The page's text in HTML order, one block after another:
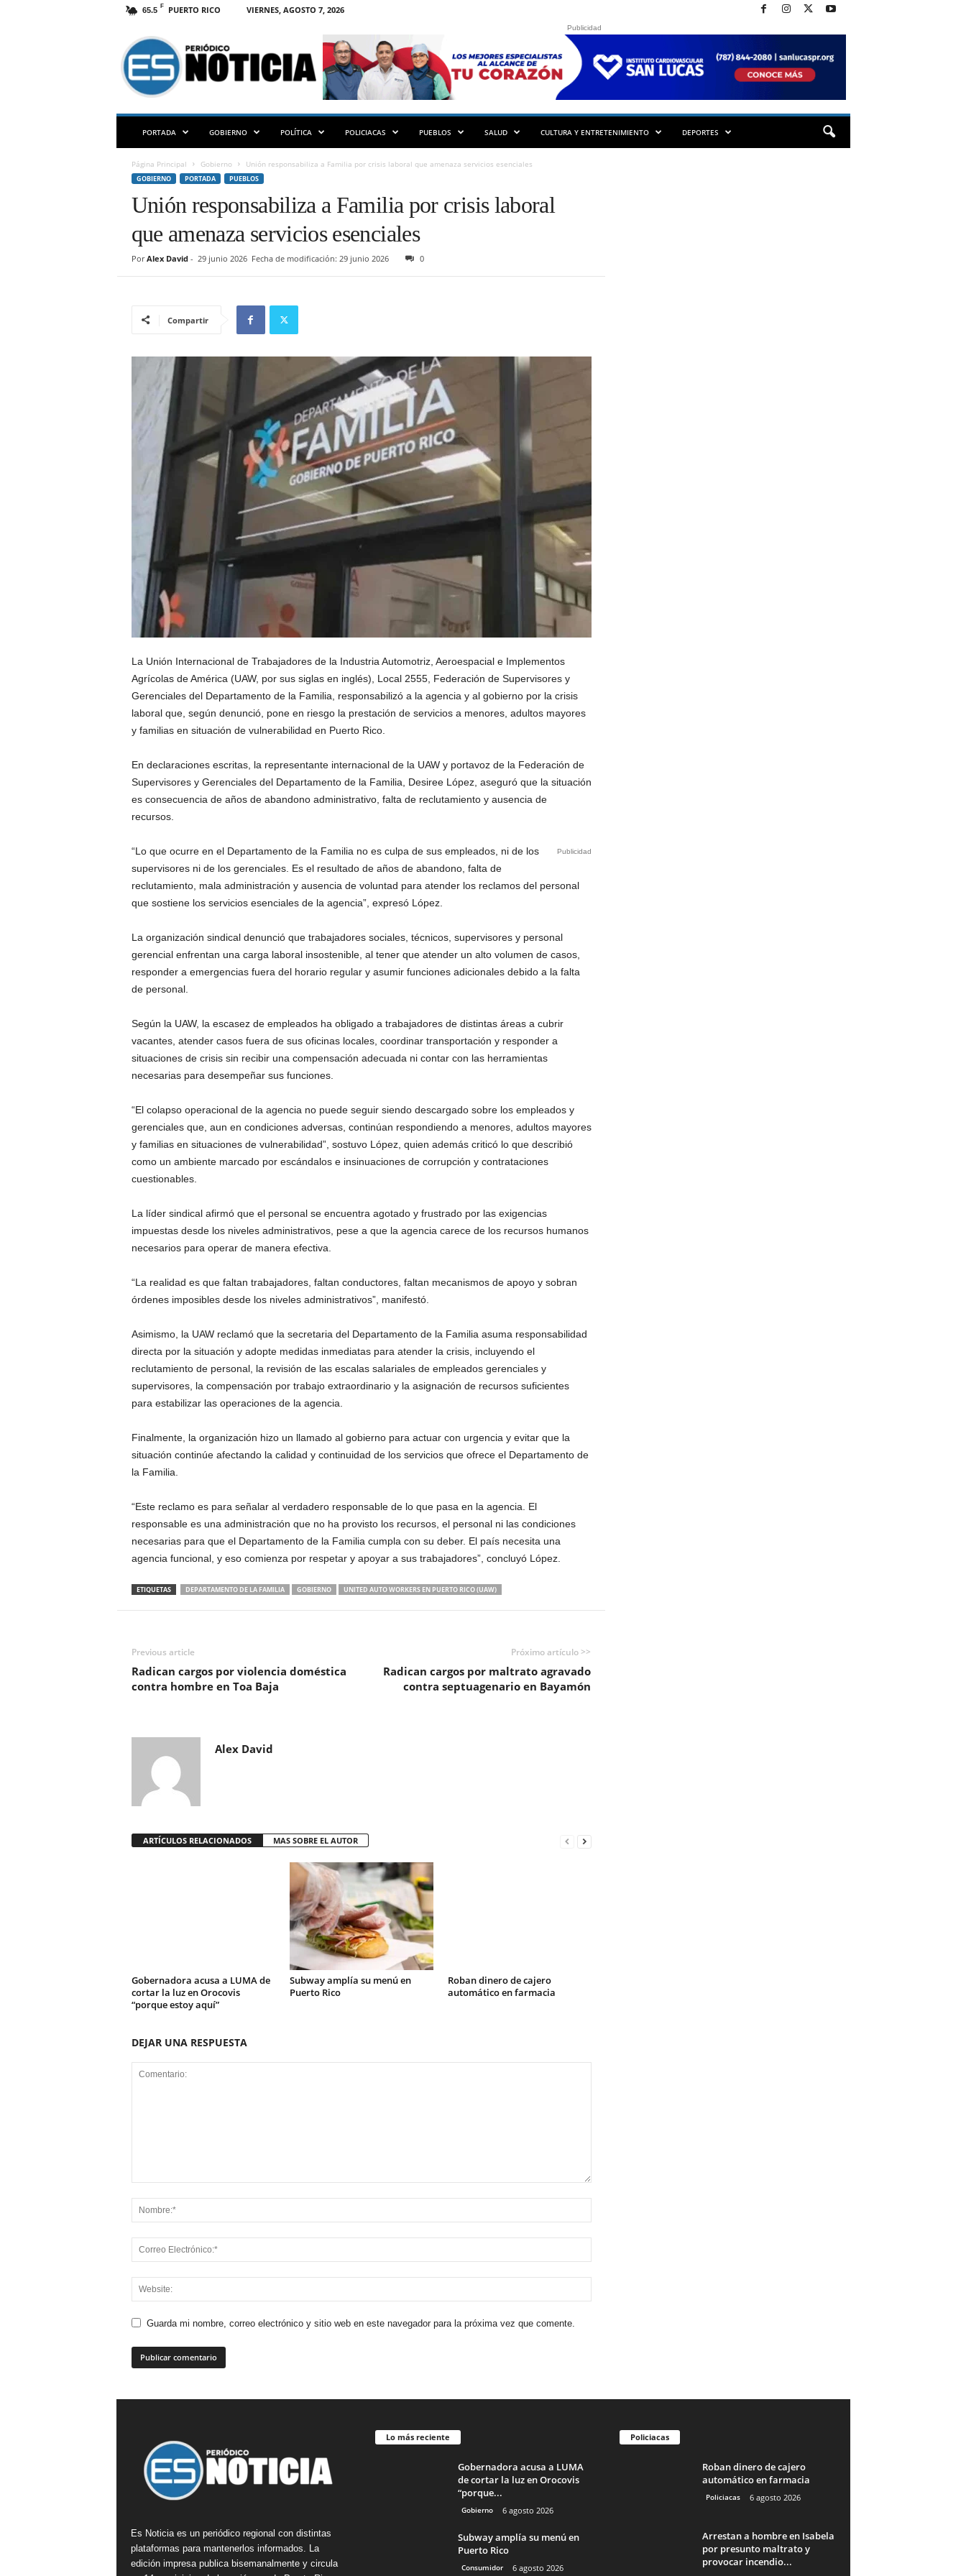
65.5 F PUERTO RICO VIERNES, AGOSTO 7, 2026
S
N
O
Publicidad
PORTADA GOBIERNO POLÍTICA POLICIACAS PUEBLOS SALUD CULTURA Y ENTRETENIMIENTO DEPORTES
Página Principal Gobierno Unión responsabiliza a Familia por crisis laboral que amenaza servicios esenciales
GOBIERNO PORTADA PUEBLOS
Unión responsabiliza a Familia por crisis laboral
que amenaza servicios esenciales
Por Alex David- 29 junio 2026 Fecha de modificación: 29 junio 2026 0
Compartir
La Unión Internacional de Trabajadores de la Industria Automotriz, Aeroespacial e Implementos
Agrícolas de América (UAW, por sus siglas en inglés), Local 2555, Federación de Supervisores y
Gerenciales del Departamento de la Familia, responsabilizó a la agencia y al gobierno por la crisis
laboral que, según denunció, pone en riesgo la prestación de servicios a menores, adultos mayores
y familias en situación de vulnerabilidad en Puerto Rico.
En declaraciones escritas, la representante internacional de la UAW y portavoz de la Federación de
Supervisores y Gerenciales del Departamento de la Familia, Desiree López, aseguró que la situación
es consecuencia de años de abandono administrativo, falta de reclutamiento y ausencia de
recursos.
Publicidad
“Lo que ocurre en el Departamento de la Familia no es culpa de sus empleados, ni de los
supervisores ni de los gerenciales. Es el resultado de años de abandono, falta de
reclutamiento, mala administración y ausencia de voluntad para atender los reclamos del personal
que sostiene los servicios esenciales de la agencia”, expresó López.
La organización sindical denunció que trabajadores sociales, técnicos, supervisores y personal
gerencial enfrentan una carga laboral insostenible, al tener que atender un alto volumen de casos,
responder a emergencias fuera del horario regular y asumir funciones adicionales debido a la falta
de personal.
Según la UAW, la escasez de empleados ha obligado a trabajadores de distintas áreas a cubrir
vacantes, atender casos fuera de sus oficinas locales, coordinar transportación y responder a
situaciones de crisis sin recibir una compensación adecuada ni contar con las herramientas
necesarias para desempeñar sus funciones.
“El colapso operacional de la agencia no puede seguir siendo descargado sobre los empleados y
gerenciales que, aun en condiciones adversas, continúan respondiendo a menores, adultos mayores
y familias en situaciones de vulnerabilidad”, sostuvo López, quien además criticó lo que describió
como un ambiente marcado por escándalos e insinuaciones de corrupción y contrataciones
cuestionables.
La líder sindical afirmó que el personal se encuentra agotado y frustrado por las exigencias
impuestas desde los niveles administrativos, pese a que la agencia carece de los recursos humanos
necesarios para operar de manera efectiva.
“La realidad es que faltan trabajadores, faltan conductores, faltan mecanismos de apoyo y sobran
órdenes imposibles desde los niveles administrativos”, manifestó.
Asimismo, la UAW reclamó que la secretaria del Departamento de la Familia asuma responsabilidad
directa por la situación y adopte medidas inmediatas para atender la crisis, incluyendo el
reclutamiento de personal, la revisión de las escalas salariales de empleados gerenciales y
supervisores, la compensación por trabajo extraordinario y la asignación de recursos suficientes
para estabilizar las operaciones de la agencia.
Finalmente, la organización hizo un llamado al gobierno para actuar con urgencia y evitar que la
situación continúe afectando la calidad y continuidad de los servicios que ofrece el Departamento de
la Familia.
“Este reclamo es para señalar al verdadero responsable de lo que pasa en la agencia. El
responsable es una administración que no ha provisto los recursos, el personal ni las condiciones
necesarias para que el Departamento de la Familia cumpla con su deber. El país necesita una
agencia funcional, y eso comienza por respetar y apoyar a sus trabajadores”, concluyó López.
ETIQUETAS DEPARTAMENTO DE LA FAMILIA GOBIERNO UNITED AUTO WORKERS EN PUERTO RICO (UAW)
Previous article
Radican cargos por violencia doméstica
contra hombre en Toa Baja
Próximo artículo >>
Radican cargos por maltrato agravado
contra septuagenario en Bayamón
Alex David
ARTÍCULOS RELACIONADOS MAS SOBRE EL AUTOR
Gobernadora acusa a LUMA de
cortar la luz en Orocovis
“porque estoy aquí”
Subway amplía su menú en
Puerto Rico
Roban dinero de cajero
automático en farmacia
DEJAR UNA RESPUESTA
Guarda mi nombre, correo electrónico y sitio web en este navegador para la próxima vez que comente.
Es Noticia es un periódico regional con distintas
plataformas para mantenerlos informados. La
edición impresa publica bisemanalmente y circula
Lo más reciente
Gobernadora acusa a LUMA
de cortar la luz en Orocovis
“porque...
Gobierno 6 agosto 2026
Subway amplía su menú en
Puerto Rico
Consumidor 6 agosto 2026
Policiacas
Roban dinero de cajero
automático en farmacia
Policiacas 6 agosto 2026
Arrestan a hombre en Isabela
por presunto maltrato y
provocar incendio...